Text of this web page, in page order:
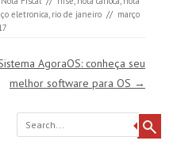
eletronica rio de janeiro // março
AgoraOS: conheça seu
melhor software para OS →
Search